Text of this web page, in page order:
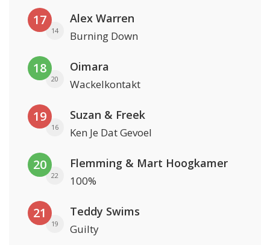
17
14
Alex Warren
Burning Down
18
20
Oimara
Wackelkontakt
19
16
Suzan & Freek
Ken Je Dat Gevoel
20
22
Flemming & Mart Hoogkamer
100%
21
19
Teddy Swims
Guilty